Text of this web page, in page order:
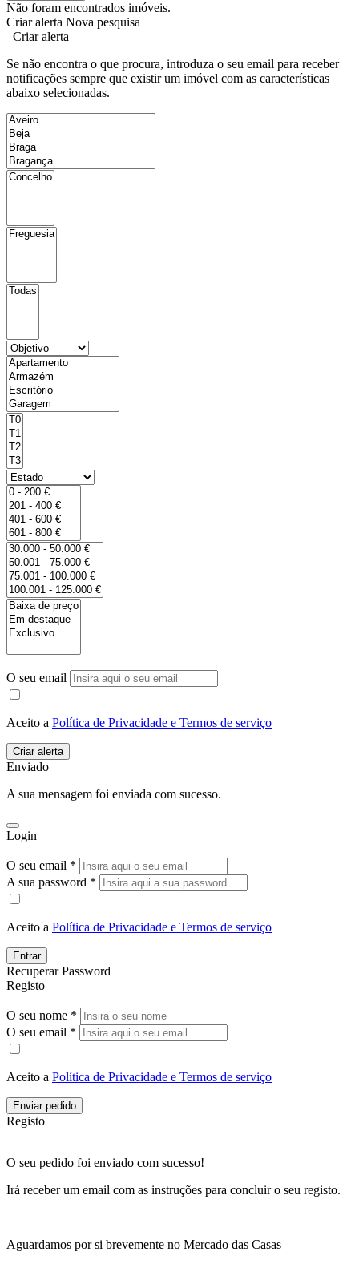
Não foram encontrados imóveis.
Criar alerta Nova pesquisa
Criar alerta
Se não encontra o que procura, introduza o seu email para receber
notificações sempre que existir um imóvel com as características
abaixo selecionadas.
O seu email
Aceito a Política de Privacidade e Termos de serviço
Enviado
A sua mensagem foi enviada com sucesso.
Login
O seu email *
A sua password *
Aceito a Política de Privacidade e Termos de serviço
Entrar
Recuperar Password
Registo
O seu nome *
O seu email *
Aceito a Política de Privacidade e Termos de serviço
Enviar pedido
Registo
O seu pedido foi enviado com sucesso!
Irá receber um email com as instruções para concluir o seu registo.
Aguardamos por si brevemente no Mercado das Casas